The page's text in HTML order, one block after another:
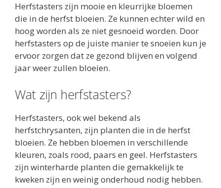
Herfstasters zijn mooie en kleurrijke bloemen
die in de herfst bloeien. Ze kunnen echter wild en
hoog worden als ze niet gesnoeid worden. Door
herfstasters op de juiste manier te snoeien kun je
ervoor zorgen dat ze gezond blijven en volgend
jaar weer zullen bloeien.
Wat zijn herfstasters?
Herfstasters, ook wel bekend als
herfstchrysanten, zijn planten die in de herfst
bloeien. Ze hebben bloemen in verschillende
kleuren, zoals rood, paars en geel. Herfstasters
zijn winterharde planten die gemakkelijk te
kweken zijn en weinig onderhoud nodig hebben.